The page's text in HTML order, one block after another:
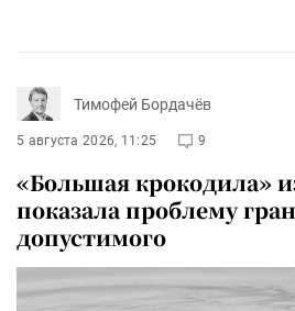
Тимофей Бордачёв
5 августа 2026, 11:25 9
«Большая крокодила»
показала проблему
допустимого